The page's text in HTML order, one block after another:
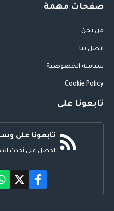
صفحات مهمة
من نحن
اتصل بنا
سياسة الخصوصية
Cookie Policy
تابعونا على
تابعونا على
احصل على أحدث